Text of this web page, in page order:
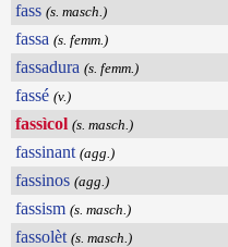
fass (s. masch.)
fassa (s. femm.)
fassadura (s. femm.)
fassé (v.)
fassìcol (s. masch.)
fassinant (agg.)
fassinos (agg.)
fassism (s. masch.)
fassolèt (s. masch.)